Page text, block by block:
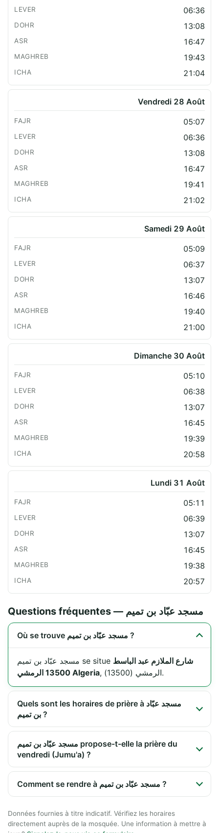
06:36
13:08
16:47
19:43
21:04
Vendredi 28 Août
05:07
06:36
13:08
16:47
19:41
21:02
Samedi 29 Août
05:09
06:37
13:07
16:46
19:40
21:00
Dimanche 30 Août
05:10
06:38
13:07
16:45
19:39
20:58
Lundi 31 Août
05:11
06:39
13:07
16:45
19:38
20:57
Questions fréquentes — مسجد عبّاد بن تميم
Où se trouve مسجد عبّاد بن تميم ?
مسجد عبّاد بن تميم se situe شارع الملازم عبد الباسط
13500 الرمشي Algeria
, الرمشي (13500).
Quels sont les horaires de prière à مسجد عبّاد
بن تميم ?
مسجد عبّاد بن تميم propose-t-elle la prière du
vendredi (Jumu'a) ?
Comment se rendre à مسجد عبّاد بن تميم ?
Données fournies à titre indicatif. Vérifiez les horaires
directement auprès de la mosquée. Une information à mettre à